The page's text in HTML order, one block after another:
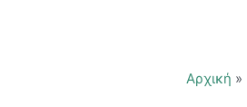
Αρχική